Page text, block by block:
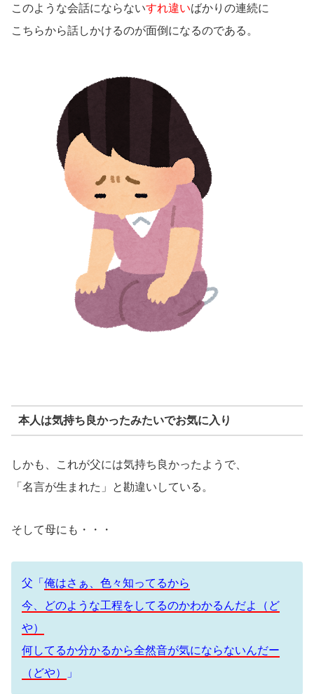
このような会話にならないすれ違いばかりの連続に
こちらから話しかけるのが面倒になるのである。
本人は気持ち良かったみたいでお気に入り
しかも、これが父には気持ち良かったようで、
「名言が生まれた」と勘違いしている。
そして母にも・・・
父「 俺はさぁ、色々知ってるから
今、どのような工程をしてるのかわかるんだよ（ど
や）
何してるか分かるから全然音が気にならないんだー
（どや）
」